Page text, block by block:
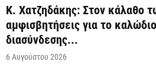
Κ. Χατζηδάκης: Στον κάλαθο
αμφισβητήσεις για το
διασύνδεσης...
6 Αυγούστου 2026